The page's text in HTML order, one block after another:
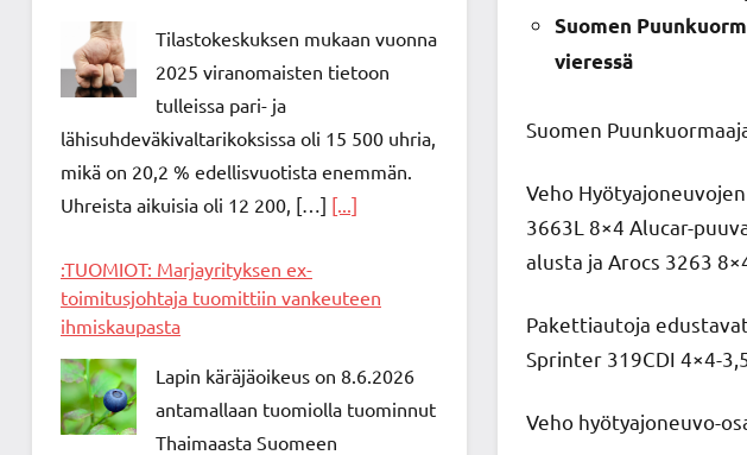
Suomen
vieressä
Suomen
Veho
3663L 8×4 Alucar-
alusta ja Arocs 3263
Pakettiautoja
Sprinter 319CDI 4×4-
Veho hyötyajoneuvo-
Tilastokeskuksen mukaan vuonna
2025 viranomaisten tietoon
tulleissa pari- ja
lähisuhdeväkivaltarikoksissa oli 15 500 uhria,
mikä on 20,2 % edellisvuotista enemmän.
Uhreista aikuisia oli 12 200, […] [...]
:TUOMIOT: Marjayrityksen ex-
toimitusjohtaja tuomittiin vankeuteen
ihmiskaupasta
Lapin käräjäoikeus on 8.6.2026
antamallaan tuomiolla tuominnut
Thaimaasta Suomeen